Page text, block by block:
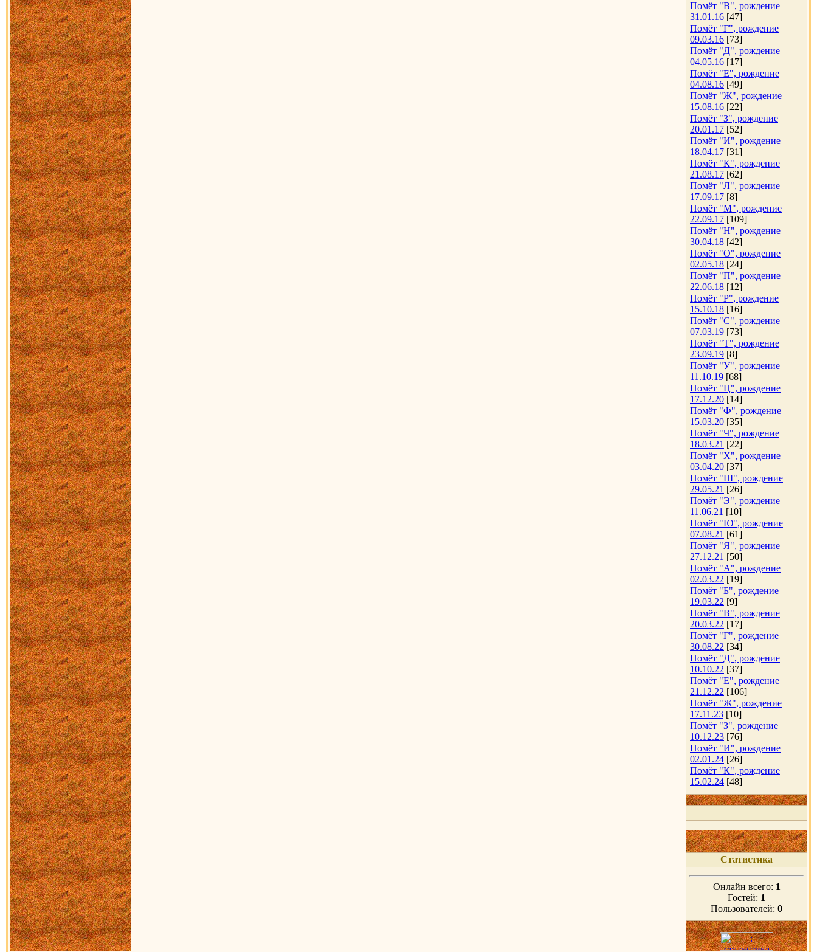
Помёт "В", рождение
31.01.16 [47]
Помёт "Г", рождение
09.03.16 [73]
Помёт "Д", рождение
04.05.16 [17]
Помёт "Е", рождение
04.08.16 [49]
Помёт "Ж", рождение
15.08.16 [22]
Помёт "З", рождение
20.01.17 [52]
Помёт "И", рождение
18.04.17 [31]
Помёт "К", рождение
21.08.17 [62]
Помёт "Л", рождение
17.09.17 [8]
Помёт "М", рождение
22.09.17 [109]
Помёт "Н", рождение
30.04.18 [42]
Помёт "О", рождение
02.05.18 [24]
Помёт "П", рождение
22.06.18 [12]
Помёт "Р", рождение
15.10.18 [16]
Помёт "С", рождение
07.03.19 [73]
Помёт "Т", рождение
23.09.19 [8]
Помёт "У", рождение
11.10.19 [68]
Помёт "Ц", рождение
17.12.20 [14]
Помёт "Ф", рождение
15.03.20 [35]
Помёт "Ч", рождение
18.03.21 [22]
Помёт "Х", рождение
03.04.20 [37]
Помёт "Ш", рождение
29.05.21 [26]
Помёт "Э", рождение
11.06.21 [10]
Помёт "Ю", рождение
07.08.21 [61]
Помёт "Я", рождение
27.12.21 [50]
Помёт "А", рождение
02.03.22 [19]
Помёт "Б", рождение
19.03.22 [9]
Помёт "В", рождение
20.03.22 [17]
Помёт "Г", рождение
30.08.22 [34]
Помёт "Д", рождение
10.10.22 [37]
Помёт "Е", рождение
21.12.22 [106]
Помёт "Ж", рождение
17.11.23 [10]
Помёт "З", рождение
10.12.23 [76]
Помёт "И", рождение
02.01.24 [26]
Помёт "К", рождение
15.02.24 [48]
Статистика
Онлайн всего: 1
Гостей: 1
Пользователей: 0